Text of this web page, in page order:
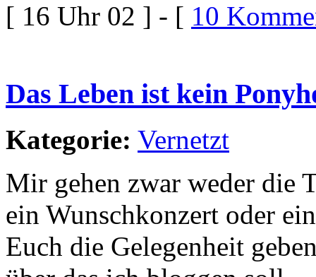
[ 16 Uhr 02 ] - [ 10
Das Leben ist kein
Kategorie: Vernetzt
Mir gehen zwar weder die
ein Wunschkonzert oder
Euch die Gelegenheit